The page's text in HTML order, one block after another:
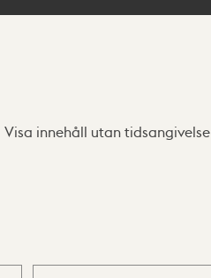
Visa innehåll utan tidsangivelse